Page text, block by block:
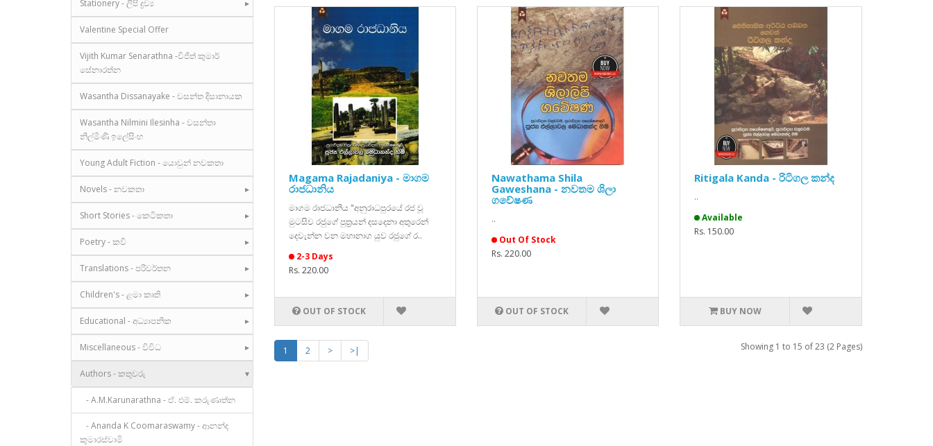
Stationery - ලිපි ද්‍රව්‍ය
Valentine Special Offer
Vijith Kumar Senarathna -විජිත් කුමාර්
සේනාරත්න
Wasantha Dissanayake - වසන්ත දිසානායක
Wasantha Nilmini Ilesinha - වසන්තා
නිල්මිණි ඉලේසිංහ
Young Adult Fiction - යොවුන් නවකතා
Novels - නවකතා
Short Stories - කෙටිකතා
Poetry - කවි
Translations - පරිවර්තන
Children's - ළමා කෘති
Educational - අධ්‍යාපනික
Miscellaneous - විවිධ
Authors - කතුවරු
- A.M.Karunarathna - ඒ. එම්. කරුණාත්න
- Ananda K Coomaraswamy - ආනන්ද
කුමාරස්වාමි
Magama Rajadaniya - මාගම
රාජධානිය
මාගම රාජධානිය "අනුරාධපුරයේ රජ වූ
මුටසිව රජුගේ පුත්‍රයන් දසදෙනා අතුරෙන්
දෙවැන්න වන මහානාග යුව රජුගේ ර..
2-3 Days
Rs. 220.00
OUT OF STOCK
Nawathama Shila
Gaweshana - නවතම ශිලා
ගවේෂණ
..
Out Of Stock
Rs. 220.00
OUT OF STOCK
Ritigala Kanda - රිටිගල කන්ද
..
Available
Rs. 150.00
BUY NOW
1 2 > >| Showing 1 to 15 of 23 (2 Pages)